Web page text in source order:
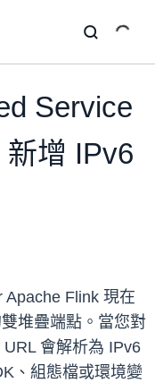
Service
新增 IPv6
Apache Flink 現在
堆疊端點。當您對
會解析為 IPv6
、組態檔或環境變